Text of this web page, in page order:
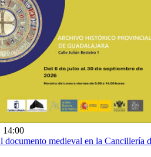
14:00
documento medieval en la Cancillería